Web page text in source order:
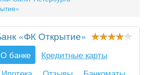
«ФК Открытие»
О банке
Кредитные карты